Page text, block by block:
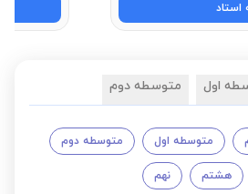
استاد
اول متوسطه دوم
متوسطه اول متوسطه دوم
هشتم نهم